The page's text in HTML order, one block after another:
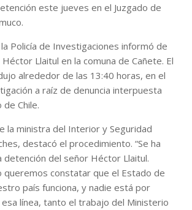
este jueves en el Juzgado de
Policía de Investigaciones informó de
Llaitul en la comuna de Cañete. El
alrededor de las 13:40 horas, en el
a raíz de denuncia interpuesta
Chile.
la ministra del Interior y Seguridad
destacó el procedimiento. “Se ha
detención del señor Héctor Llaitul.
queremos constatar que el Estado de
país funciona, y nadie está por
esa línea, tanto el trabajo del Ministerio